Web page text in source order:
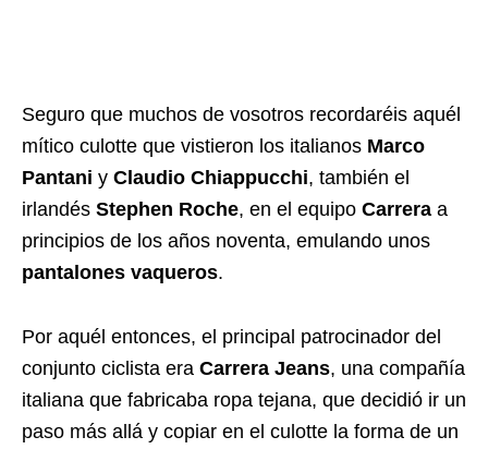
Seguro que muchos de vosotros recordaréis aquél
mítico culotte que vistieron los italianos Marco
Pantani y Claudio Chiappucchi, también el
irlandés Stephen Roche, en el equipo Carrera a
principios de los años noventa, emulando unos
pantalones vaqueros.
Por aquél entonces, el principal patrocinador del
conjunto ciclista era Carrera Jeans, una compañía
italiana que fabricaba ropa tejana, que decidió ir un
paso más allá y copiar en el culotte la forma de un